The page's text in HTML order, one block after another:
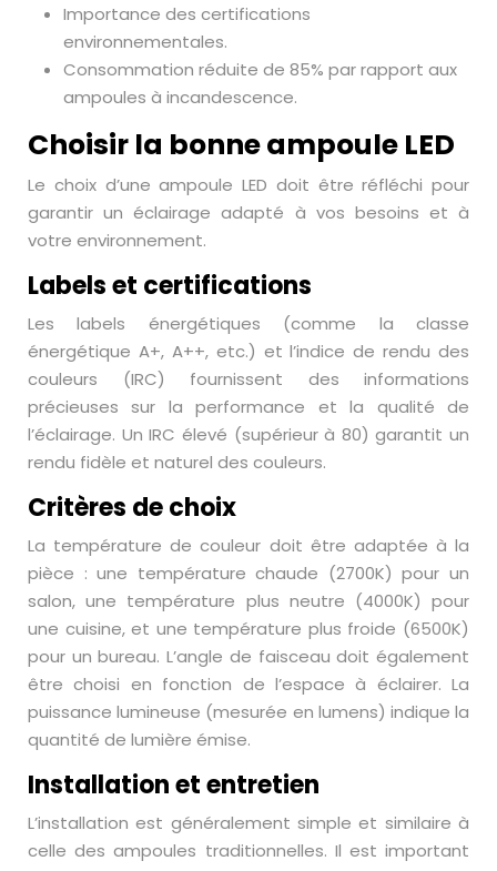
Importance des certifications
environnementales.
Consommation réduite de 85% par rapport aux
ampoules à incandescence.
Choisir la bonne ampoule LED
Le choix d’une ampoule LED doit être réfléchi pour
garantir un éclairage adapté à vos besoins et à
votre environnement.
Labels et certifications
Les labels énergétiques (comme la classe
énergétique A+, A++, etc.) et l’indice de rendu des
couleurs (IRC) fournissent des informations
précieuses sur la performance et la qualité de
l’éclairage. Un IRC élevé (supérieur à 80) garantit un
rendu fidèle et naturel des couleurs.
Critères de choix
La température de couleur doit être adaptée à la
pièce : une température chaude (2700K) pour un
salon, une température plus neutre (4000K) pour
une cuisine, et une température plus froide (6500K)
pour un bureau. L’angle de faisceau doit également
être choisi en fonction de l’espace à éclairer. La
puissance lumineuse (mesurée en lumens) indique la
quantité de lumière émise.
Installation et entretien
L’installation est généralement simple et similaire à
celle des ampoules traditionnelles. Il est important